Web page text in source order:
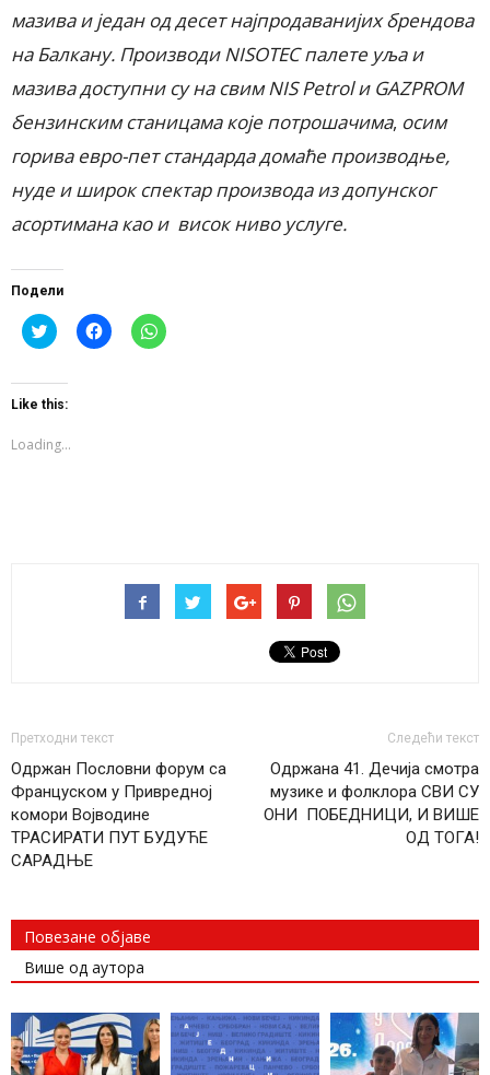
мазива и један од десет најпродаванијих брендова
на Балкану. Производи NISOTEC палете уља и
мазива доступни су на свим NIS Petrol и GAZPROM
бензинским станицама које потрошачима, осим
горива евро-пет стандарда домаће производње,
нуде и широк спектар производа из допунског
асортиманакао и висок ниво услуге.
Подели
Click
to
Twitter
(Opens
in
window)
Click
to
Click
to
Like this:
Loading...
Претходни текст
Одржан Пословни форум са
Француском у Привредној
комори Војводине
ТРАСИРАТИ ПУТ БУДУЋЕ
САРАДЊЕ
Следећи текст
Одржана 41. Дечија смотра
музике и фолклора СВИ СУ
ОНИ ПОБЕДНИЦИ, И ВИШЕ
ОД ТОГА!
Повезане објаве
Више од аутора